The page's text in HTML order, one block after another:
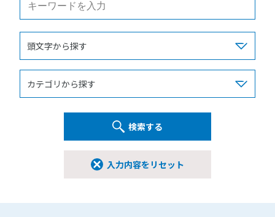
入力内容をリセット
検索する